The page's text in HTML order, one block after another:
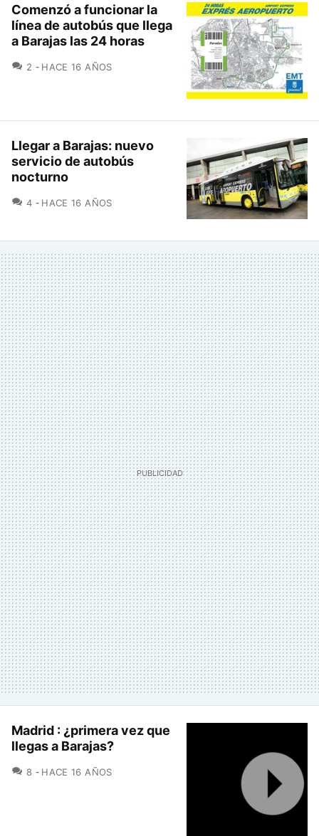
Comenzó a funcionar la
línea de autobús que llega
a Barajas las 24 horas
2 COMENTARIOS
HACE 16 AÑOS
Llegar a Barajas: nuevo
servicio de autobús
nocturno
4 COMENTARIOS
HACE 16 AÑOS
Madrid : ¿primera vez que
llegas a Barajas?
8 COMENTARIOS
HACE 16 AÑOS